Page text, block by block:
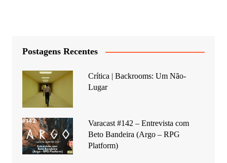
Postagens Recentes
Crítica | Backrooms: Um Não-
Lugar
Varacast #142 – Entrevista com
Beto Bandeira (Argo – RPG
Platform)